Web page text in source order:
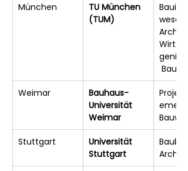
München
TU München
(TUM)
wesen,
Bau
Weimar
Bauhaus-
Universität
Weimar
ement,
Stuttgart
Universität
Stuttgart